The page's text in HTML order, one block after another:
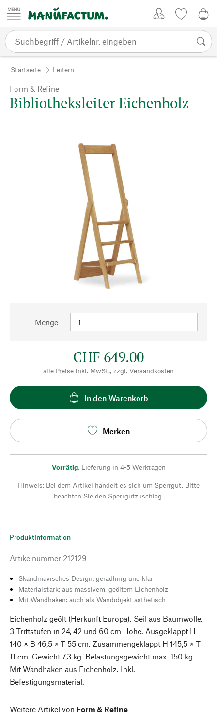
Zum Inhalt springen
Startseite Leitern
Form & Refine
Bibliotheksleiter Eichenholz
Menge
CHF 649.00
alle Preise inkl. MwSt., zzgl. Versandkosten
In den Warenkorb
Merken
Vorrätig, Lieferung in 4-5 Werktagen
Hinweis: Bei dem Artikel handelt es sich um Sperrgut. Bitte
beachten Sie den Sperrgutzuschlag.
Produktinformation
Artikelnummer 212129
Skandinavisches Design: geradlinig und klar
Materialstark: aus massivem, geöltem Eichenholz
Mit Wandhaken: auch als Wandobjekt ästhetisch
Eichenholz geölt (Herkunft Europa). Seil aus Baumwolle.
3 Trittstufen in 24, 42 und 60 cm Höhe. Ausgeklappt H
140 × B 46,5 × T 55 cm. Zusammengeklappt H 145,5 × T
11 cm. Gewicht 7,3 kg. Belastungsgewicht max. 150 kg.
Mit Wandhaken aus Eichenholz. Inkl.
Befestigungsmaterial.
Weitere Artikel von Form & Refine